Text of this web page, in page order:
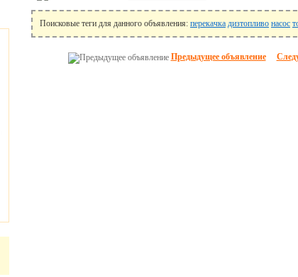
Поисковые теги для данного объявления: перекачка дизтопливо насос
Предыдущее объявление